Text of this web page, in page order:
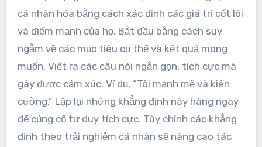
cá nhân hóa bằng cách xác định các giá trị cốt lõi
và điểm mạnh của họ. Bắt đầu bằng cách suy
ngẫm về các mục tiêu cụ thể và kết quả mong
muốn. Viết ra các câu nói ngắn gọn, tích cực mà
gây được cảm xúc. Ví dụ, “Tôi mạnh mẽ và kiên
cường.” Lặp lại những khẳng định này hàng ngày
để củng cố tư duy tích cực. Tùy chỉnh các khẳng
định theo trải nghiệm cá nhân sẽ nâng cao tác